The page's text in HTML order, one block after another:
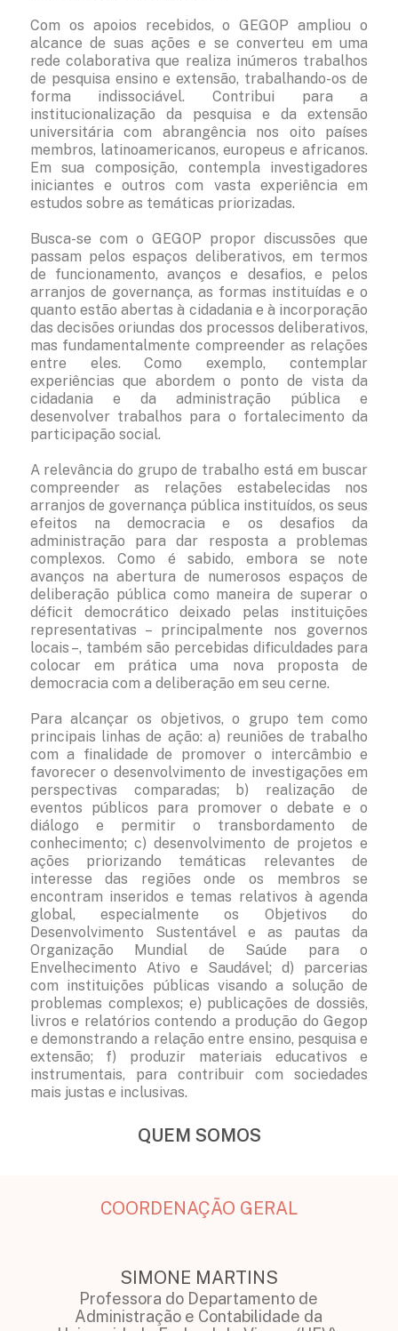
Com os apoios recebidos, o GEGOP ampliou o
alcance de suas ações e se converteu em uma
rede colaborativa que realiza inúmeros trabalhos
de pesquisa ensino e extensão, trabalhando-os de
forma indissociável. Contribui para a
institucionalização da pesquisa e da extensão
universitária com abrangência nos oito países
membros, latinoamericanos, europeus e africanos.
Em sua composição, contempla investigadores
iniciantes e outros com vasta experiência em
estudos sobre as temáticas priorizadas.
Busca-se com o GEGOP propor discussões que
passam pelos espaços deliberativos, em termos
de funcionamento, avanços e desafios, e pelos
arranjos de governança, as formas instituídas e o
quanto estão abertas à cidadania e à incorporação
das decisões oriundas dos processos deliberativos,
mas fundamentalmente compreender as relações
entre eles. Como exemplo, contemplar
experiências que abordem o ponto de vista da
cidadania e da administração pública e
desenvolver trabalhos para o fortalecimento da
participação social.
A relevância do grupo de trabalho está em buscar
compreender as relações estabelecidas nos
arranjos de governança pública instituídos, os seus
efeitos na democracia e os desafios da
administração para dar resposta a problemas
complexos. Como é sabido, embora se note
avanços na abertura de numerosos espaços de
deliberação pública como maneira de superar o
déficit democrático deixado pelas instituições
representativas – principalmente nos governos
locais –, também são percebidas dificuldades para
colocar em prática uma nova proposta de
democracia com a deliberação em seu cerne.
Para alcançar os objetivos, o grupo tem como
principais linhas de ação: a) reuniões de trabalho
com a finalidade de promover o intercâmbio e
favorecer o desenvolvimento de investigações em
perspectivas comparadas; b) realização de
eventos públicos para promover o debate e o
diálogo e permitir o transbordamento de
conhecimento; c) desenvolvimento de projetos e
ações priorizando temáticas relevantes de
interesse das regiões onde os membros se
encontram inseridos e temas relativos à agenda
global, especialmente os Objetivos do
Desenvolvimento Sustentável e as pautas da
Organização Mundial de Saúde para o
Envelhecimento Ativo e Saudável; d) parcerias
com instituições públicas visando a solução de
problemas complexos; e) publicações de dossiês,
livros e relatórios contendo a produção do Gegop
e demonstrando a relação entre ensino, pesquisa e
extensão; f) produzir materiais educativos e
instrumentais, para contribuir com sociedades
mais justas e inclusivas.
QUEM SOMOS
COORDENAÇÃO GERAL
SIMONE MARTINS
Professora do Departamento de
Administração e Contabilidade da